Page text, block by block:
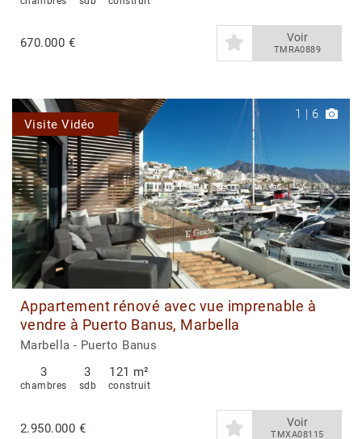
670.000 € Voir
TMRA0889
1 | 6
Visite Vidéo
Appartement rénové avec vue imprenable à
vendre à Puerto Banus, Marbella
Marbella - Puerto Banus
3
chambres
3
sdb
121 m²
construit
2.950.000 € Voir
TMXA08115